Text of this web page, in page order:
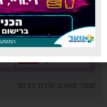
סופר פארם טירת כרמל